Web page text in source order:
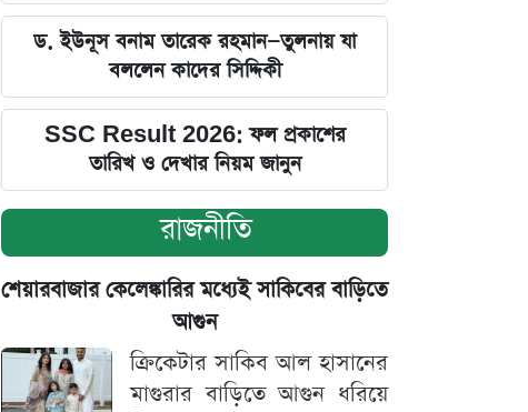
ড. ইউনূস বনাম তারেক রহমান—তুলনায় যা
বললেন কাদের সিদ্দিকী
SSC Result 2026: ফল প্রকাশের
তারিখ ও দেখার নিয়ম জানুন
রাজনীতি
শেয়ারবাজার কেলেঙ্কারির মধ্যেই সাকিবের বাড়িতে
আগুন
ক্রিকেটার সাকিব আল হাসানের
মাগুরার বাড়িতে আগুন ধরিয়ে